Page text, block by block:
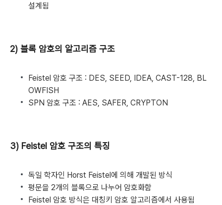
설계됨
2) 블록 암호의 알고리즘 구조
Feistel 암호 구조 : DES, SEED, IDEA, CAST-128, BL
OWFISH
SPN 암호 구조 : AES, SAFER, CRYPTON
3) Feistel 암호 구조의 특징
독일 학자인 Horst Feistel에 의해 개발된 방식
평문을 2개의 블록으로 나누어 암호화함
Feistel 암호 방식은 대칭키 암호 알고리즘에서 사용됨